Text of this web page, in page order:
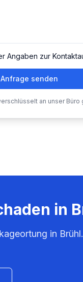
Angaben zur
Anfrage senden
an unser Büro
in
in Brühl.